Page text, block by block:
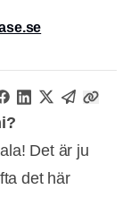
Det är ju
det här